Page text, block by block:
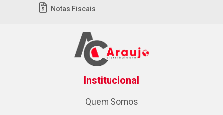
Notas Fiscais
Institucional
Quem Somos